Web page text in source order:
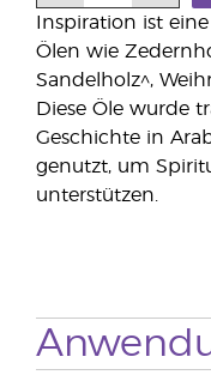
Inspiration ist
Ölen wie
Sandelholz^,
Diese Öle wurde
Geschichte in
genutzt, um
unterstützen.